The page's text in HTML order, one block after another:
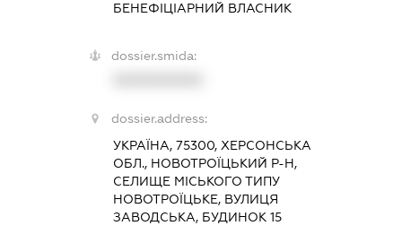
БЕНЕФІЦІАРНИЙ ВЛАСНИК
dossier.smida:
dossier.address:
УКРАЇНА, 75300, ХЕРСОНСЬКА
ОБЛ., НОВОТРОЇЦЬКИЙ Р-Н,
СЕЛИЩЕ МІСЬКОГО ТИПУ
НОВОТРОЇЦЬКЕ, ВУЛИЦЯ
ЗАВОДСЬКА, БУДИНОК 15